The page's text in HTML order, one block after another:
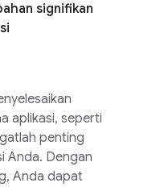
signifikan
aplikasi, seperti
penting
Anda. Dengan
Anda dapat